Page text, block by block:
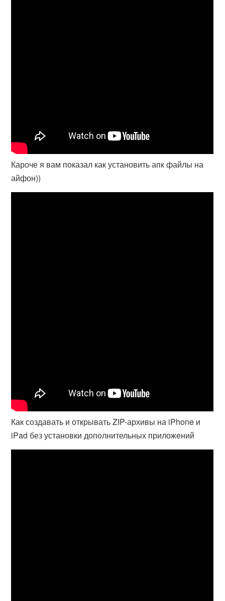
Кароче я вам показал как установить апк файлы на
айфон))
Как создавать и открывать ZIP-архивы на iPhone и
iPad без установки дополнительных приложений